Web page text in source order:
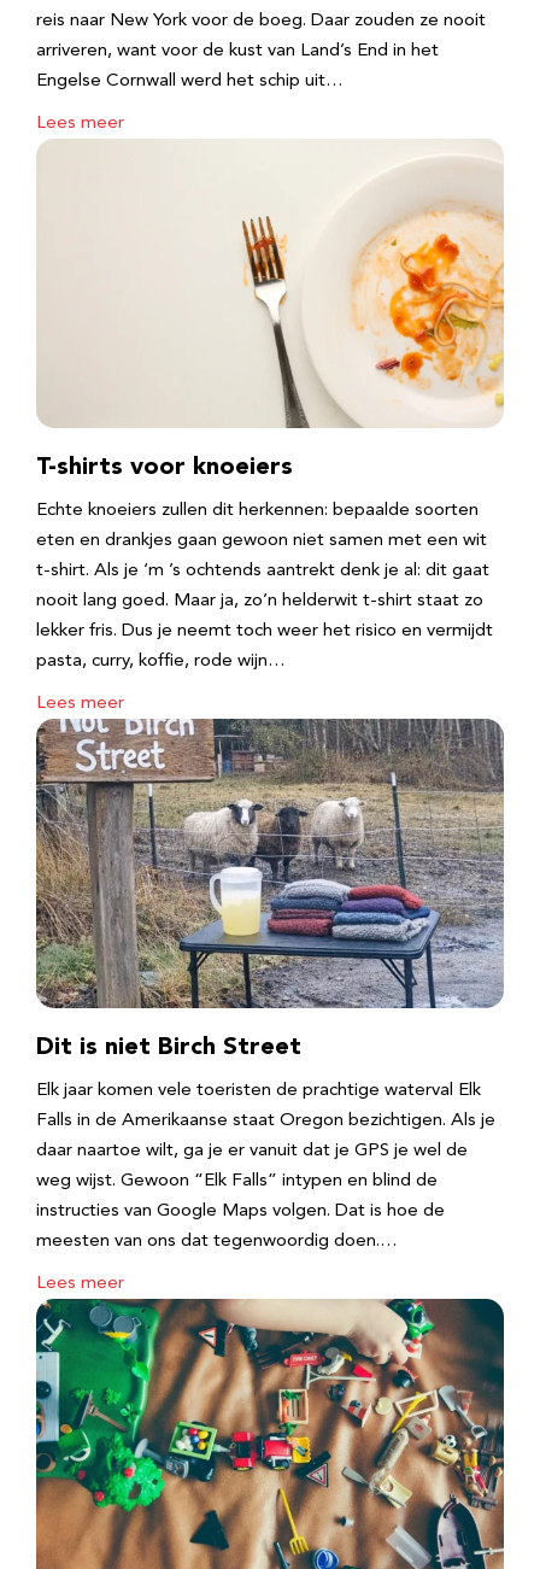
reis naar New York voor de boeg. Daar zouden ze nooit
arriveren, want voor de kust van Land’s End in het
Engelse Cornwall werd het schip uit…
Lees meer
T-shirts voor knoeiers
Echte knoeiers zullen dit herkennen: bepaalde soorten
eten en drankjes gaan gewoon niet samen met een wit
t-shirt. Als je ‘m ’s ochtends aantrekt denk je al: dit gaat
nooit lang goed. Maar ja, zo’n helderwit t-shirt staat zo
lekker fris. Dus je neemt toch weer het risico en vermijdt
pasta, curry, koffie, rode wijn…
Lees meer
Dit is niet Birch Street
Elk jaar komen vele toeristen de prachtige waterval Elk
Falls in de Amerikaanse staat Oregon bezichtigen. Als je
daar naartoe wilt, ga je er vanuit dat je GPS je wel de
weg wijst. Gewoon “Elk Falls” intypen en blind de
instructies van Google Maps volgen. Dat is hoe de
meesten van ons dat tegenwoordig doen.…
Lees meer